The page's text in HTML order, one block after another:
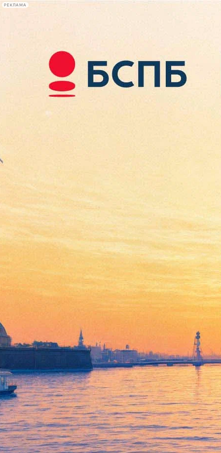
РЕКЛАМА
Сегодня:
2026.08.07
10:12
Афиша Plus
Литургия Зеро
10 ноября 2012, суббота-11 ноября 2012, воскресенье
Версия для печати